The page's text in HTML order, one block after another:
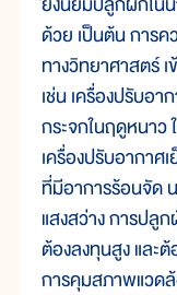
ด้วย เป็นต้น การ
ทางวิทยาศาสตร์
เช่น เครื่องปรับอ
กระจกในฤดูหนาว
เครื่องปรับอากาศ
ที่มีอาการร้อนจัด
แสงสว่าง การป
ต้องลงทุนสูง และ
การคุมสภาพแวดล้